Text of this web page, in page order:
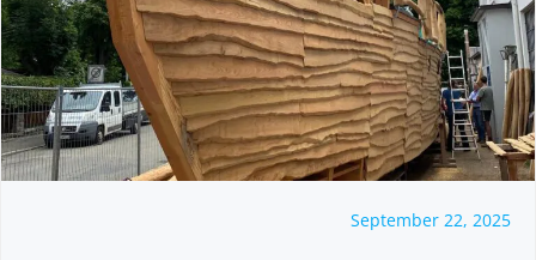
September 22, 2025